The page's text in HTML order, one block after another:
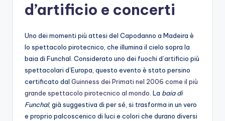
d’artificio e concerti
Uno dei momenti più attesi del Capodanno a Madeira è
lo spettacolo pirotecnico, che illumina il cielo sopra la
baia di Funchal. Considerato uno dei fuochi d’artificio più
spettacolari d’Europa, questo evento è stato persino
certificato dal Guinness dei Primati nel 2006 come il più
grande spettacolo pirotecnico al mondo. La baia di
Funchal, già suggestiva di per sé, si trasforma in un vero
e proprio palcoscenico di luci e colori che durano diversi